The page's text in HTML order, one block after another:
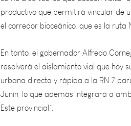
En tanto, el gobernador Alfredo
resolverá el aislamiento vial que
urbana directa y rápida a la RN 7
Junín, lo que además integrará a
Este provincial”.